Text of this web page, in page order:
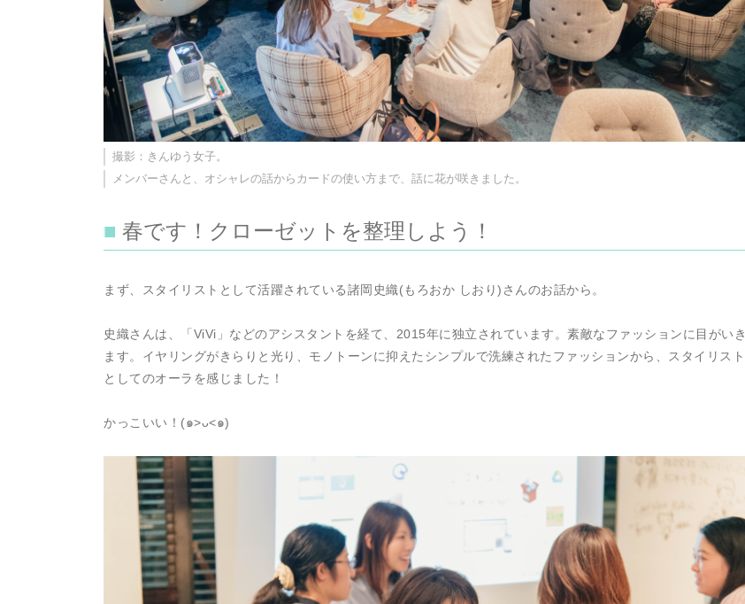
撮影：きんゆう女子。
メンバーさんと、オシャレの話からカードの使い方まで、話に花が咲きました。
春です！クローゼットを整理しよう！
まず、スタイリストとして活躍されている諸岡史織(もろおか しおり)さんのお話から。
史織さんは、「ViVi」などのアシスタントを経て、2015年に独立されています。素敵なファッションに目がいき
ます。イヤリングがきらりと光り、モノトーンに抑えたシンプルで洗練されたファッションから、スタイリスト
としてのオーラを感じました！
かっこいい！(๑>ᴗ<๑)